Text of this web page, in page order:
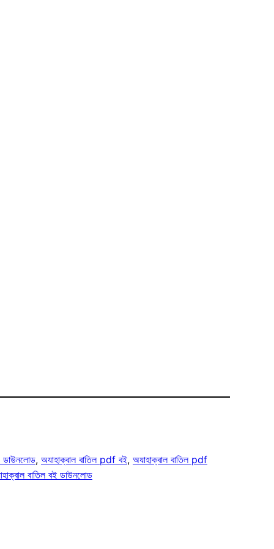
ডাউনলোড, অযাহাক্বাল বাতিল pdf বই, অযাহাক্বাল বাতিল pdf
বাতিল বই ডাউনলোড